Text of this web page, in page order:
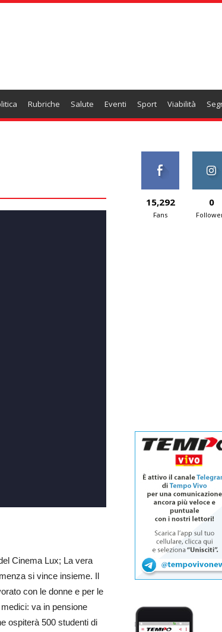
Rubriche Salute Eventi Sport Viabilità
Cinema Lux; La vera
si vince insieme. Il
con le donne e per le
va in pensione
ospiterà 500 studenti di
15,292
Fans
0